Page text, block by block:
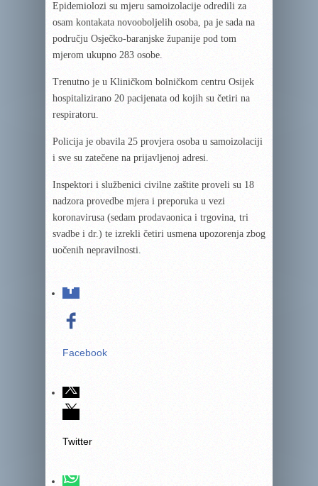
Epidemiolozi su mjeru samoizolacije odredili za
osam kontakata novooboljelih osoba, pa je sada na
području Osječko-baranjske županije pod tom
mjerom ukupno 283 osobe.
Trenutno je u Kliničkom bolničkom centru Osijek
hospitalizirano 20 pacijenata od kojih su četiri na
respiratoru.
Policija je obavila 25 provjera osoba u samoizolaciji
i sve su zatečene na prijavljenoj adresi.
Inspektori i službenici civilne zaštite proveli su 18
nadzora provedbe mjera i preporuka u vezi
koronavirusa (sedam prodavaonica i trgovina, tri
svadbe i dr.) te izrekli četiri usmena upozorenja zbog
uočenih nepravilnosti.
Facebook
Twitter